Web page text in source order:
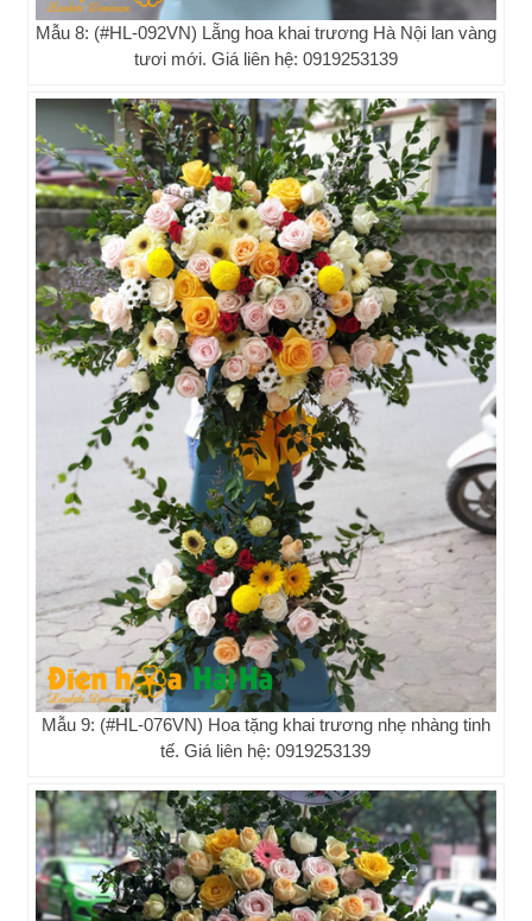
Mẫu 8: (#HL-092VN) Lẵng hoa khai trương Hà Nội lan vàng
tươi mới. Giá liên hệ: 0919253139
Mẫu 9: (#HL-076VN) Hoa tặng khai trương nhẹ nhàng tinh
tế. Giá liên hệ: 0919253139